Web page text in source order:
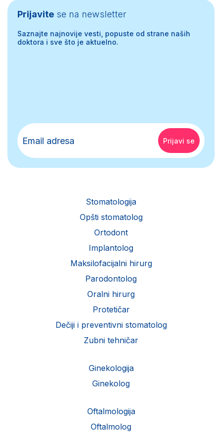
Prijavite se na newsletter
Saznajte najnovije vesti, popuste od strane naših
doktora i sve što je aktuelno.
Stomatologija
Opšti stomatolog
Ortodont
Implantolog
Maksilofacijalni hirurg
Parodontolog
Oralni hirurg
Protetičar
Dečiji i preventivni stomatolog
Zubni tehničar
Ginekologija
Ginekolog
Oftalmologija
Oftalmolog